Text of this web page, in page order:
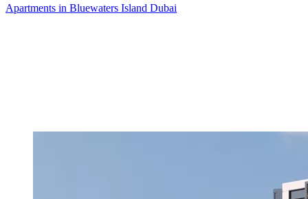
Apartments in Bluewaters Island Dubai